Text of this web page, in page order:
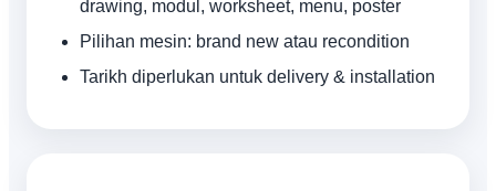
drawing, modul, worksheet, menu, poster
Pilihan mesin: brand new atau recondition
Tarikh diperlukan untuk delivery & installation